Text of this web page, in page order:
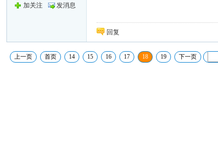
加关注 发消息
回复
上一页 首页 14 15 16 17 18 19 下一页